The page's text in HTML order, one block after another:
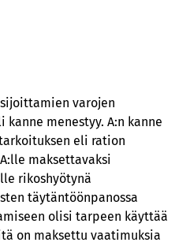
varojen
menestyy. A:n kanne
eli ration
maksettavaksi
rikoshyötynä
täytäntöönpanossa
olisi tarpeen käyttää
on maksettu vaatimuksia